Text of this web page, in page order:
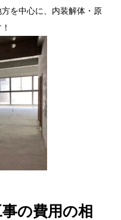
を中心に、内装解体・原
の費用の相